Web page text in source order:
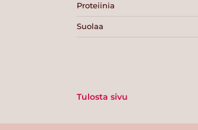
Proteiinia
Suolaa
Tulosta sivu